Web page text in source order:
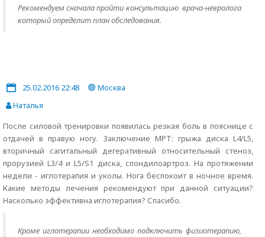
Рекомендуем сначала пройти консультацию врача-невролога
который определит план обследования.
25.02.2016 22:48
Москва
Наталья
После силовой тренировки появилась резкая боль в пояснице с
отдачей в правую ногу. Заключение МРТ: грыжа диска L4/L5,
вторичный сагитальный дегеративный относительный стеноз,
прорузией L3/4 и L5/S1 диска, спондилоартроз. На протяжении
недели - иглотерапия и уколы. Нога беспокоит в ночное время.
Какие методы лечения рекомендуют при данной ситуации?
Насколько эффективна иглотерапия? Спасибо.
Кроме иглотерапии необходимо подключить физиотерапию,